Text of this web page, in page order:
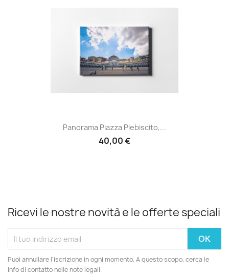
Panorama Piazza Plebiscito,...
40,00 €
Ricevi le nostre novità e le offerte speciali
Puoi annullare l'iscrizione in ogni momento. A questo scopo, cerca le
info di contatto nelle note legali.